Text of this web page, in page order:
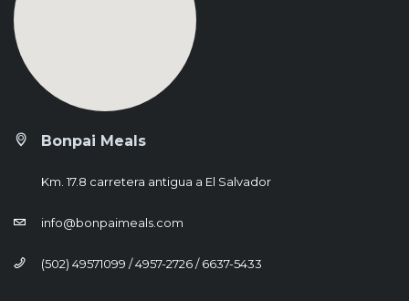
Bonpai Meals
Km. 17.8 carretera antigua a El Salvador
info@bonpaimeals.com
(502) 49571099 / 4957-2726 / 6637-5433